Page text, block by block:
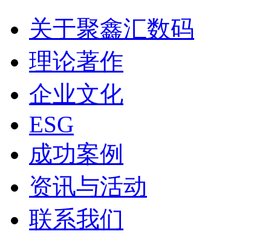
关于聚鑫汇数码
理论著作
企业文化
ESG
成功案例
资讯与活动
联系我们